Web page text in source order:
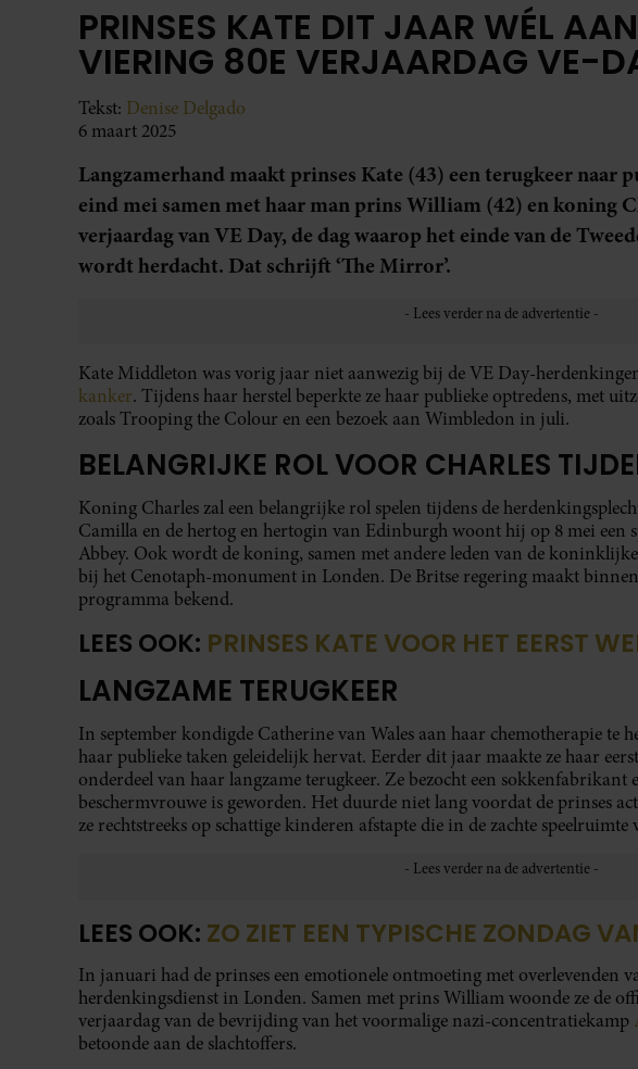
PRINSES KATE DIT JAAR WÉL
VIERING 80E VERJAARDAG VE-
Tekst: Denise Delgado
6 maart 2025
Langzamerhand maakt prinses Kate (43) een terugkeer naar
eind mei samen met haar man prins William (42) en koning
verjaardag van VE Day, de dag waarop het einde van de
wordt herdacht. Dat schrijft ‘The Mirror’.
Kate Middleton was vorig jaar niet aanwezig bij de VE Day-
kanker. Tijdens haar herstel beperkte ze haar publieke optredens, met
zoals Trooping the Colour en een bezoek aan Wimbledon in juli.
BELANGRIJKE ROL VOOR CHARLES
Koning Charles zal een belangrijke rol spelen tijdens de
Camilla en de hertog en hertogin van Edinburgh woont hij op 8 mei een
Abbey. Ook wordt de koning, samen met andere leden van de
bij het Cenotaph-monument in Londen. De Britse regering maakt
programma bekend.
LEES OOK: PRINSES KATE VOOR HET EERST
LANGZAME TERUGKEER
In september kondigde Catherine van Wales aan haar chemotherapie te
haar publieke taken geleidelijk hervat. Eerder dit jaar maakte ze haar
onderdeel van haar langzame terugkeer. Ze bezocht een sokkenfabrikant
beschermvrouwe is geworden. Het duurde niet lang voordat de prinses
ze rechtstreeks op schattige kinderen afstapte die in de zachte
LEES OOK: ZO ZIET EEN TYPISCHE ZONDAG
In januari had de prinses een emotionele ontmoeting met overlevenden
herdenkingsdienst in Londen. Samen met prins William woonde ze de
verjaardag van de bevrijding van het voormalige nazi-concentratiekamp
betoonde aan de slachtoffers.